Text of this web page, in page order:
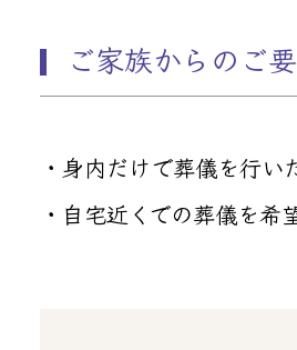
ご家族からのご
・身内だけで葬儀を行い
・自宅近くでの葬儀を希